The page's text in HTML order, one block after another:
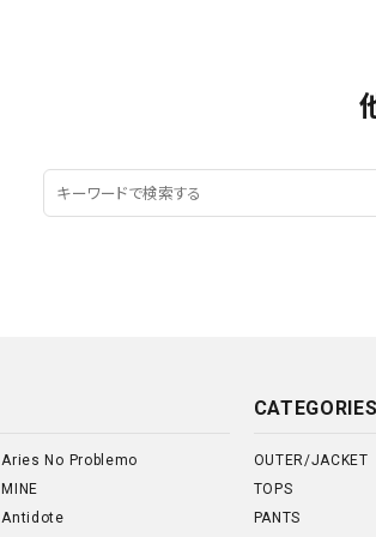
Aries No Problemo
MINE
Antidote
CATEGORIES
OUTER/JACKET
TOPS
PANTS